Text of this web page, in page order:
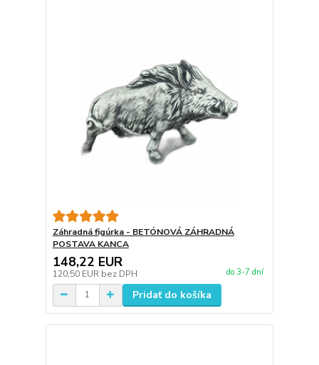
Záhradná figúrka - BETÓNOVÁ ZÁHRADNÁ
POSTAVA KANCA
148,22 EUR
120,50 EUR bez DPH do 3-7 dní
Pridať do košíka